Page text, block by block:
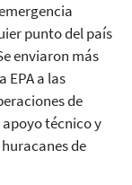
punto del país
enviaron más
EPA a las
de
técnico y
de